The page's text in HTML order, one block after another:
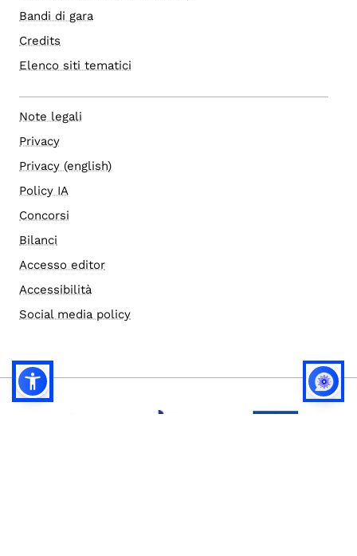
Bandi di gara
Credits
Elenco siti tematici
Note legali
Privacy
Privacy (english)
Policy IA
Concorsi
Bilanci
Accesso editor
Accessibilità
Social media policy